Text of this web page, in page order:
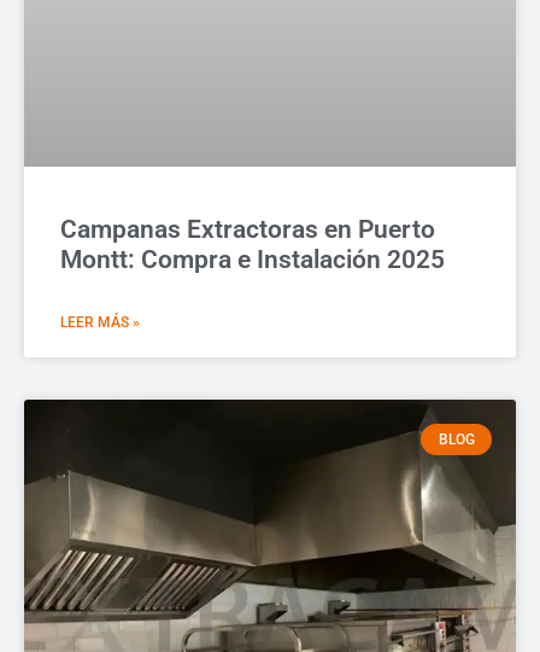
Campanas Extractoras en Puerto
Montt: Compra e Instalación 2025
LEER MÁS »
BLOG